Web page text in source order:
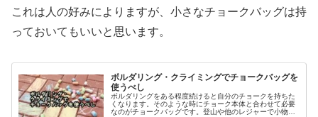
これは人の好みによりますが、小さなチョークバッグは持
っておいてもいいと思います。
ボルダリング・クライミングでチョークバッグを
使うべし
ボルダリングをある程度続けると自分のチョークを持ちた
くなります。そのような時にチョーク本体と合わせて必要
なのがチョークバッグです。登山や他のレジャーで小物入